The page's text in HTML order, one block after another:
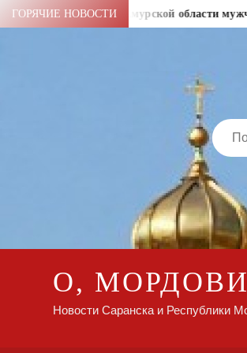
Перейти
к
ГОРЯЧИЕ НОВОСТИ
рублей В Амурской области мужчина
О,
Новости Саранска и Республики